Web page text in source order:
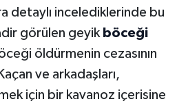
detaylı incelediklerinde bu
görülen geyik böceği
öldürmenin cezasının
ve arkadaşları,
için bir kavanoz içerisine